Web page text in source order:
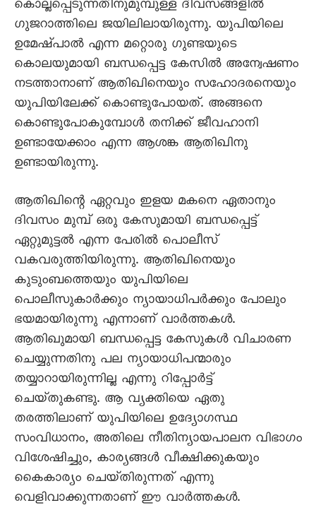
കൊല്ലപ്പെടുന്നതിനുമുമ്പുള്ള ദിവസങ്ങളിൽ
ഗുജറാത്തിലെ ജയിലിലായിരുന്നു. യുപിയിലെ
ഉമേഷ്‌പാൽ എന്ന മറ്റൊരു ഗുണ്ടയുടെ
കൊലയുമായി ബന്ധപ്പെട്ട കേസിൽ അന്വേഷണം
നടത്താനാണ്‌ ആതിഖിനെയും സഹോദരനെയും
യുപിയിലേക്ക്‌ കൊണ്ടുപോയത്‌. അങ്ങനെ
കൊണ്ടുപോകുമ്പോൾ തനിക്ക്‌ ജീവഹാനി
ഉണ്ടായേക്കാം എന്ന ആശങ്ക ആതിഖിനു
ഉണ്ടായിരുന്നു.
ആതിഖിന്റെ ഏറ്റവും ഇളയ മകനെ ഏതാനും
ദിവസം മുമ്പ്‌ ഒരു കേസുമായി ബന്ധപ്പെട്ട്
ഏറ്റുമുട്ടൽ എന്ന പേരിൽ പൊലീസ്‌
വകവരുത്തിയിരുന്നു. ആതിഖിനെയും
കുടുംബത്തെയും യുപിയിലെ
പൊലീസുകാർക്കും ന്യായാധിപർക്കും പോലും
ഭയമായിരുന്നു എന്നാണ്‌ വാർത്തകൾ.
ആതിഖുമായി ബന്ധപ്പെട്ട കേസുകൾ വിചാരണ
ചെയ്യുന്നതിനു പല ന്യായാധിപന്മാരും
തയ്യാറായിരുന്നില്ല എന്നു റിപ്പോർട്ട്‌
ചെയ്‌തുകണ്ടു. ആ വ്യക്തിയെ ഏതു
തരത്തിലാണ്‌ യുപിയിലെ ഉദ്യോഗസ്ഥ
സംവിധാനം, അതിലെ നീതിന്യായപാലന വിഭാഗം
വിശേഷിച്ചും, കാര്യങ്ങൾ വീക്ഷിക്കുകയും
കെെകാര്യം ചെയ്‌തിരുന്നത്‌ എന്നു
വെളിവാക്കുന്നതാണ്‌ ഈ വാർത്തകൾ.